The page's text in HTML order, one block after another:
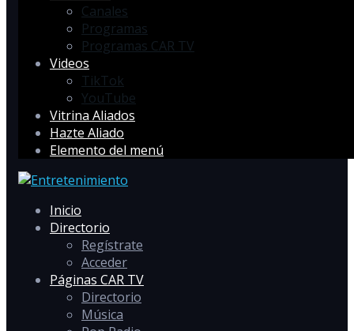
Canales
Programas
Programas CAR TV
Videos
TikTok
YouTube
Vitrina Aliados
Hazte Aliado
Elemento del menú
Inicio
Directorio
Regístrate
Acceder
Páginas CAR TV
Directorio
Música